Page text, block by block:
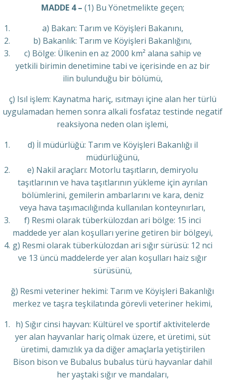
MADDE 4 – (1) Bu Yönetmelikte geçen;
a) Bakan: Tarım ve Köyişleri Bakanını,
b) Bakanlık: Tarım ve Köyişleri Bakanlığını,
c) Bölge: Ülkenin en az 2000 km² alana sahip ve
yetkili birimin denetimine tabi ve içerisinde en az bir
ilin bulunduğu bir bölümü,
ç) Isıl işlem: Kaynatma hariç, ısıtmayı içine alan her türlü
uygulamadan hemen sonra alkali fosfataz testinde negatif
reaksiyona neden olan işlemi,
d) İl müdürlüğü: Tarım ve Köyişleri Bakanlığı il
müdürlüğünü,
e) Nakil araçları: Motorlu taşıtların, demiryolu
taşıtlarının ve hava taşıtlarının yükleme için ayrılan
bölümlerini, gemilerin ambarlarını ve kara, deniz
veya hava taşımacılığında kullanılan konteynırları,
f) Resmi olarak tüberkülozdan ari bölge: 15 inci
maddede yer alan koşulları yerine getiren bir bölgeyi,
g) Resmi olarak tüberkülozdan ari sığır sürüsü: 12 nci
ve 13 üncü maddelerde yer alan koşulları haiz sığır
sürüsünü,
ğ) Resmi veteriner hekimi: Tarım ve Köyişleri Bakanlığı
merkez ve taşra teşkilatında görevli veteriner hekimi,
h) Sığır cinsi hayvan: Kültürel ve sportif aktivitelerde
yer alan hayvanlar hariç olmak üzere, et üretimi, süt
üretimi, damızlık ya da diğer amaçlarla yetiştirilen
Bison bison ve Bubalus bubalus türü hayvanlar dahil
her yaştaki sığır ve mandaları,